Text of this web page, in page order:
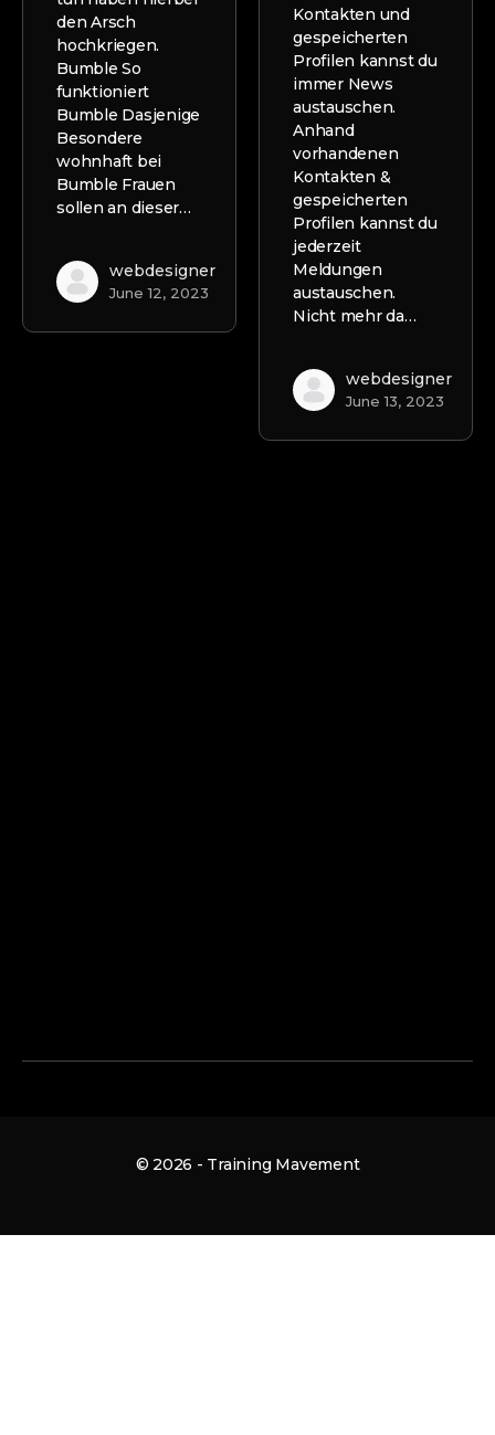
den Arsch
hochkriegen.
Bumble So
funktioniert
Bumble Dasjenige
Besondere
wohnhaft bei
Bumble Frauen
sollen an dieser…
webdesigner
June 12, 2023
Kontakten und
gespeicherten
Profilen kannst du
immer News
austauschen.
Anhand
vorhandenen
Kontakten &
gespeicherten
Profilen kannst du
jederzeit
Meldungen
austauschen.
Nicht mehr da…
webdesigner
June 13, 2023
© 2026 - Training Mavement